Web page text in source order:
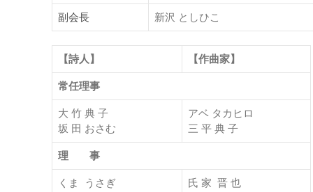
副会長 新沢 としひこ
【詩人】 【作曲家】
常任理事
大 竹 典 子
坂 田 おさむ
アベ タカヒロ
三 平 典 子
理 事
くま うさぎ
氏 家 晋 也